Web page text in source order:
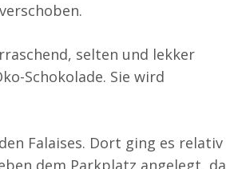
selten und lekker
Schokolade. Sie wird
Falaises. Dort ging es relativ
dem Parkplatz angelegt, da